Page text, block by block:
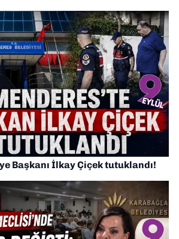
Başkanı İlkay Çiçek tutuklandı!